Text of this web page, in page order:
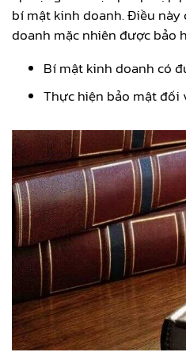
bí mật kinh doanh. Điều này
doanh mặc nhiên được bảo
Bí mật kinh doanh có
Thực hiện bảo mật